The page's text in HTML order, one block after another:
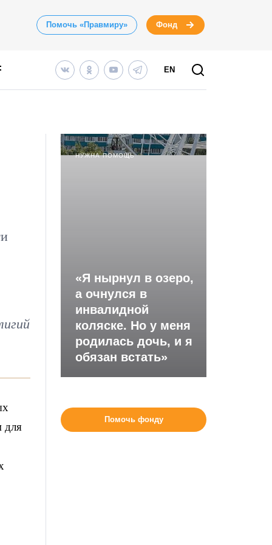
Помочь «Правмиру» Фонд
EN
для
НУЖНА ПОМОЩЬ
«Я нырнул в озеро,
а очнулся в
инвалидной
коляске. Но у меня
родилась дочь, и я
обязан встать»
Помочь фонду